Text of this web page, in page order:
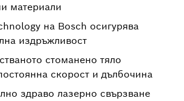
материали
на Bosch осигурява
издръжливост
стоманено тяло
скорост и дълбочина
здраво лазерно свързване